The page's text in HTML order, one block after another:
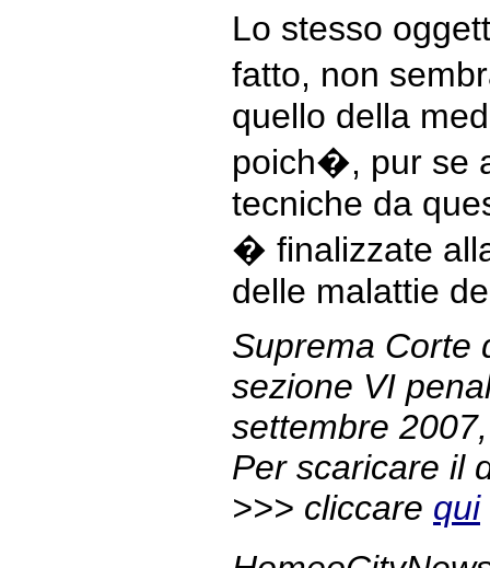
Lo stesso
fatto, non
quello della
poich�, pur se
tecniche da
� finalizzate
delle malattie
Suprema Corte
sezione VI
settembre
Per scaricare il
>>> cliccare qui